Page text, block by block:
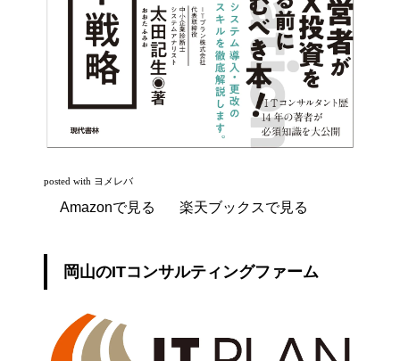
posted with ヨメレバ
Amazonで見る 楽天ブックスで見る
岡山のITコンサルティングファーム